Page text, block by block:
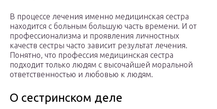
В процессе лечения именно медицинская сестра
находится с больным большую часть времени. И от
профессионализма и проявления личностных
качеств сестры часто зависит результат лечения.
Понятно, что профессия медицинская сестра
подходит только людям с высочайшей моральной
ответственностью и любовью к людям.
О сестринском деле